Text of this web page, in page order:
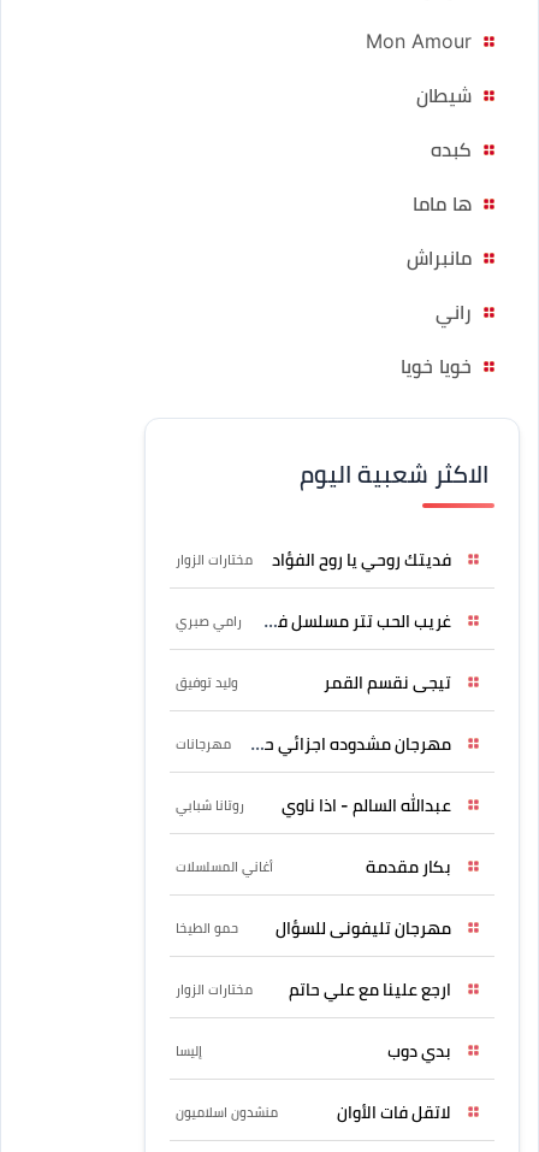
Mon Amour
شيطان
كبده
ها ماما
مانبراش
راني
خويا خويا
الاكثر شعبية اليوم
فديتك روحي يا روح الفؤاد مختارات الزوار
غريب الحب تتر مسلسل فرصة رامي صبري
تيجى نقسم القمر وليد توفيق
مهرجان مشدوده اجزائي حربونى مهرجانات
عبدالله السالم - اذا ناوي روتانا شبابي
بكار مقدمة أغاني المسلسلات
مهرجان تليفونى للسؤال حمو الطيخا
ارجع علينا مع علي حاتم مختارات الزوار
بدي دوب إليسا
لاتقل فات الأوان منشدون اسلاميون